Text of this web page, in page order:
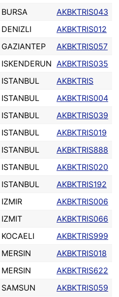
BURSA
AKBKTRIS043
DENIZLI
AKBKTRIS012
GAZIANTEP
AKBKTRIS057
ISKENDERUN AKBKTRIS035
ISTANBUL
AKBKTRIS
ISTANBUL
AKBKTRIS004
ISTANBUL
AKBKTRIS039
ISTANBUL
AKBKTRIS019
ISTANBUL
AKBKTRIS888
ISTANBUL
AKBKTRIS020
ISTANBUL
AKBKTRIS192
IZMIR
AKBKTRIS006
IZMIT
AKBKTRIS066
KOCAELI
AKBKTRIS999
MERSIN
AKBKTRIS018
MERSIN
AKBKTRIS622
SAMSUN
AKBKTRIS059